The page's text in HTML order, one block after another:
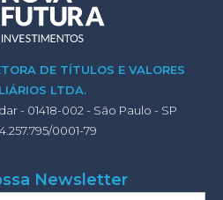
DE TÍTULOS E VALORES
LTDA.
- 01418-002 - São Paulo - SP
0001-79
Newsletter